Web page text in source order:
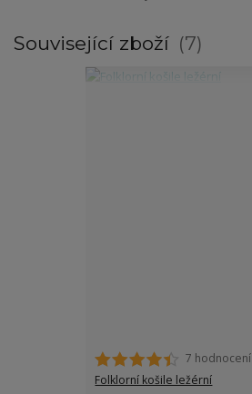
Související zboží 7
7 hodnocení
Folklorní košile ležérní